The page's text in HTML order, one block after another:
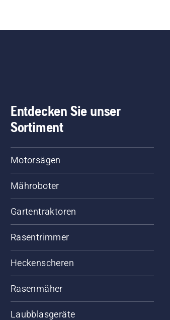
Entdecken Sie unser
Sortiment
Motorsägen
Mähroboter
Gartentraktoren
Rasentrimmer
Heckenscheren
Rasenmäher
Laubblasgeräte